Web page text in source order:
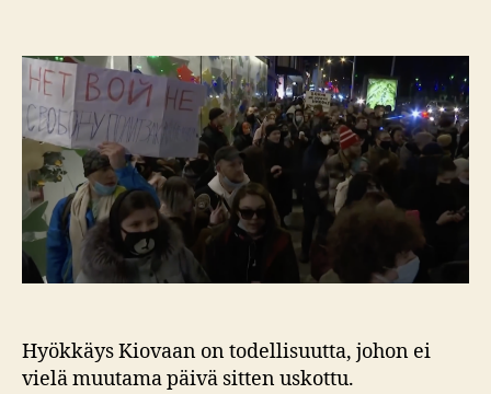
Hyökkäys Kiovaan on todellisuutta, johon ei
vielä muutama päivä sitten uskottu.